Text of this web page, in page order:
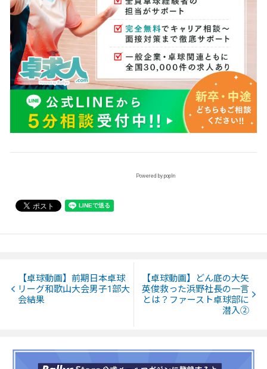
Powered by popIn
【卓球動画】前期日本卓球
リーグ和歌山大会男子1部大
会結果
【卓球動画】どん底の大矢
英俊救った浜野社長の一言
とは？ファースト卓球部に
潜入②